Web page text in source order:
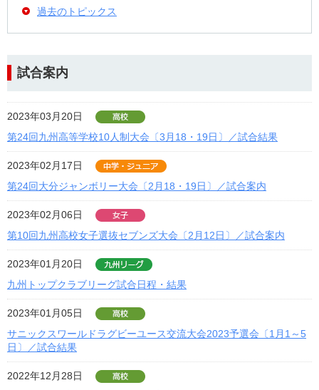
過去のトピックス
試合案内
2023年03月20日
第24回九州高等学校10人制大会〔3月18・19日〕／試合結果
2023年02月17日
第24回大分ジャンボリー大会〔2月18・19日〕／試合案内
2023年02月06日
第10回九州高校女子選抜セブンズ大会〔2月12日〕／試合案内
2023年01月20日
九州トップクラブリーグ試合日程・結果
2023年01月05日
サニックスワールドラグビーユース交流大会2023予選会〔1月1～5
日〕／試合結果
2022年12月28日